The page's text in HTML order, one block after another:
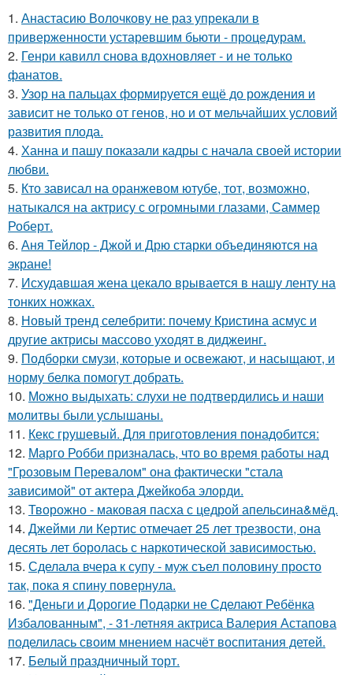
1. Анастасию Волочкову не раз упрекали в
приверженности устаревшим бьюти - процедурам.
2. Генри кавилл снова вдохновляет - и не только
фанатов.
3. Узор на пальцах формируется ещё до рождения и
зависит не только от генов, но и от мельчайших условий
развития плода.
4. Ханна и пашу показали кадры с начала своей истории
любви.
5. Кто зависал на оранжевом ютубе, тот, возможно,
натыкался на актрису с огромными глазами, Саммер
Роберт.
6. Аня Тейлор - Джой и Дрю старки объединяются на
экране!
7. Исхудавшая жена цекало врывается в нашу ленту на
тонких ножках.
8. Новый тренд селебрити: почему Кристина асмус и
другие актрисы массово уходят в диджеинг.
9. Подборки смузи, которые и освежают, и насыщают, и
норму белка помогут добрать.
10. Можно выдыхать: слухи не подтвердились и наши
молитвы были услышаны.
11. Кекс грушевый. Для приготовления понадобится:
12. Марго Робби призналась, что во время работы над
"Грозовым Перевалом" она фактически "стала
зависимой" от актера Джейкоба элорди.
13. Творожно - маковая пасха с цедрой апельсина&мёд.
14. Джейми ли Кертис отмечает 25 лет трезвости, она
десять лет боролась с наркотической зависимостью.
15. Сделала вчера к супу - муж съел половину просто
так, пока я спину повернула.
16. "Деньги и Дорогие Подарки не Сделают Ребёнка
Избалованным", - 31-летняя актриса Валерия Астапова
поделилась своим мнением насчёт воспитания детей.
17. Белый праздничный торт.